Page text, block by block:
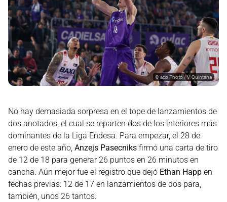
©acb Photo / V. Quintana
No hay demasiada sorpresa en el tope de lanzamientos de
dos anotados, el cual se reparten dos de los interiores más
dominantes de la Liga Endesa. Para empezar, el 28 de
enero de este año, Anzejs Pasecniks firmó una carta de tiro
de 12 de 18 para generar 26 puntos en 26 minutos en
cancha. Aún mejor fue el registro que dejó Ethan Happ en
fechas previas: 12 de 17 en lanzamientos de dos para,
también, unos 26 tantos.